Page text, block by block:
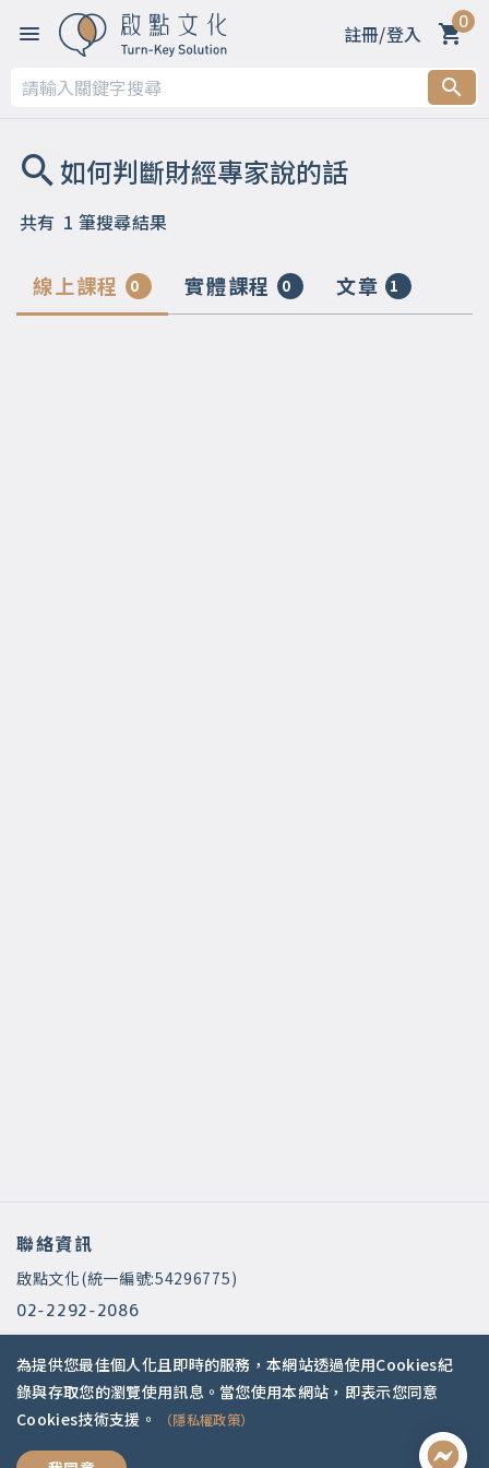
註冊/登入 0
共有 1 筆搜尋結果
線上課程 0 實體課程 0 文章 1
聯絡資訊
啟點文化(統一編號:54296775)
02-2292-2086
service@koob.com.tw
服務時間
週一至週五 10:00-18:00
國定假日公休
為提供您最佳個人化且即時的服務，本網站透過使用Cookies紀
錄與存取您的瀏覽使用訊息。當您使用本網站，即表示您同意
Cookies技術支援。
（隱私權政策）